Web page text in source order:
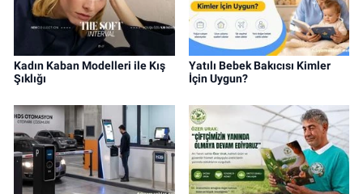
Kadın Kaban Modelleri ile Kış
Şıklığı
Yatılı Bebek Bakıcısı Kimler
İçin Uygun?